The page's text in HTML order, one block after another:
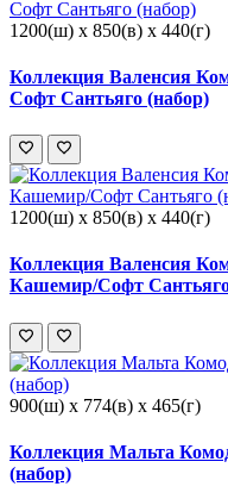
1200(ш) x 850(в) x 440(г)
Коллекция Валенсия
Софт Сантьяго (набор)
1200(ш) x 850(в) x 440(г)
Коллекция Валенсия
Кашемир/Софт
900(ш) x 774(в) x 465(г)
Коллекция Мальта
(набор)